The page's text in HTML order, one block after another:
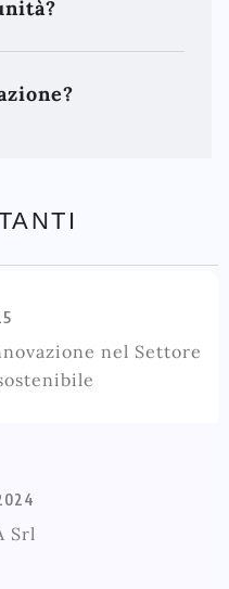
nel Settore
Srl